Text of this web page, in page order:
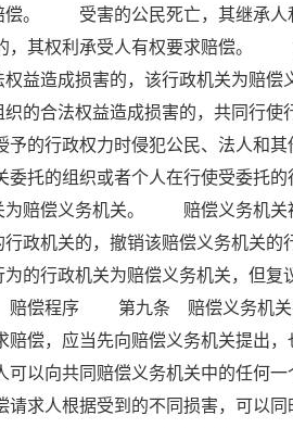
偿。 受害的公民死亡，其继承人
其权利承受人有权要求赔偿。
权益造成损害的，该行政机关为
的合法权益造成损害的，共同行
行政权力时侵犯公民、法人和其
的组织或者个人在行使受委托的
为赔偿义务机关。 赔偿义务机关
行政机关的，撤销该赔偿义务机
的行政机关为赔偿义务机关，但复
赔偿程序 第九条 赔偿义务机关
，应当先向赔偿义务机关提出，
向共同赔偿义务机关中的任何一
求人根据受到的不同损害，可以